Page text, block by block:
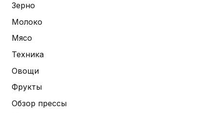
Зерно
Молоко
Мясо
Техника
Овощи
Фрукты
Обзор прессы